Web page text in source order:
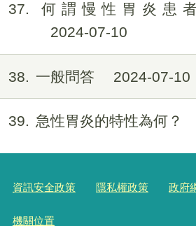
37
何謂慢性胃炎患
2024-07-10
38 一般問答 2024-07-10
39 急性胃炎的特性為何？
資訊安全政策 隱私權政策 政府
機關位置